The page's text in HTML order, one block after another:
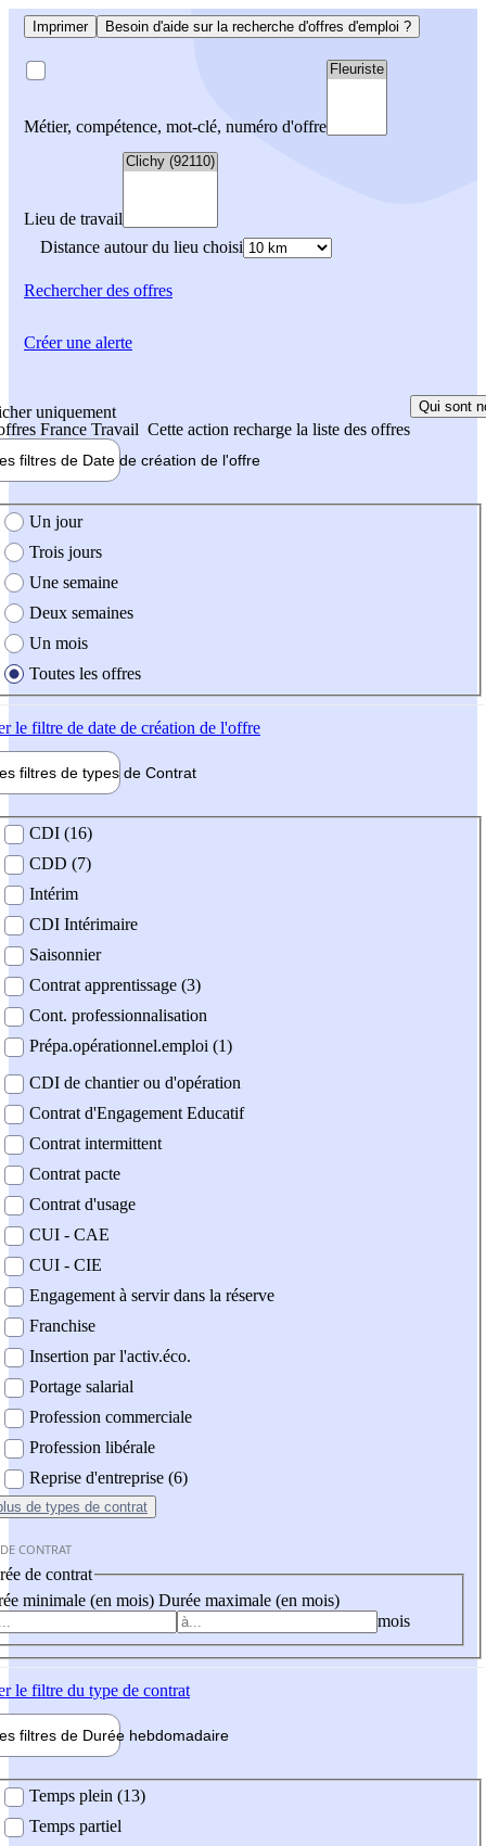
Imprimer Besoin d'aide sur la recherche d'offres d'emploi ?
Métier, compétence, mot-clé, numéro d'offre
Lieu de travail
Distance autour du lieu choisi
Rechercherdes offres
uniquement
France Travail Cette action recharge la liste des offres
Qui sont
filtres de Date de création de l'offre
création de l'offre
Un jour
Trois jours
Une semaine
Deux semaines
Un mois
Toutes les offres
le filtre de date de création de l'offre
filtres de types de Contrat
contrat
CDI (16)
CDD (7)
Intérim
CDI Intérimaire
Saisonnier
Contrat apprentissage (3)
Cont. professionnalisation
Prépa.opérationnel.emploi (1)
CDI de chantier ou d'opération
Contrat d'Engagement Educatif
Contrat intermittent
Contrat pacte
Contrat d'usage
CUI - CAE
CUI - CIE
Engagement à servir dans la réserve
Franchise
Insertion par l'activ.éco.
Portage salarial
Profession commerciale
Profession libérale
Reprise d'entreprise (6)
de types de contrat
CONTRAT
de contrat
minimale (en mois) Durée maximale (en mois)
mois
le filtre du type de contrat
filtres de Durée hebdomadaire
Temps plein (13)
Temps partiel
Créer une alerte